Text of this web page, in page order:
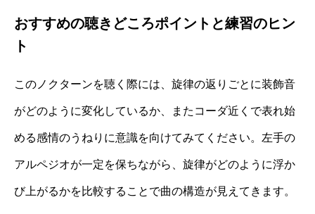
おすすめの聴きどころポイントと練習のヒン
ト
このノクターンを聴く際には、旋律の返りごとに装飾音
がどのように変化しているか、またコーダ近くで表れ始
める感情のうねりに意識を向けてみてください。左手の
アルペジオが一定を保ちながら、旋律がどのように浮か
び上がるかを比較することで曲の構造が見えてきます。